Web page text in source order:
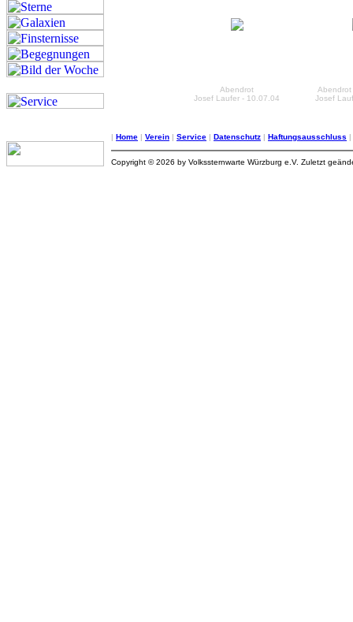
Abendrot
Josef Laufer - 10.07.04
Josef
| Home | Verein | Service | Datenschutz | Haftungsausschluss |
Copyright © 2026 by Volkssternwarte Würzburg e.V. Zuletzt